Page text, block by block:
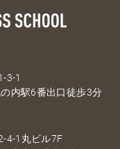
3-1
内駅6番出口徒歩3分
4-1丸ビル7F